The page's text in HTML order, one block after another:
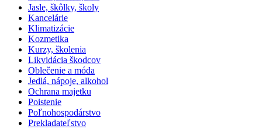
Jasle, škôlky, školy
Kancelárie
Klimatizácie
Kozmetika
Kurzy, školenia
Likvidácia škodcov
Oblečenie a móda
Jedlá, nápoje, alkohol
Ochrana majetku
Poistenie
Poľnohospodárstvo
Prekladateľstvo